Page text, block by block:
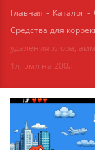
Главная - Каталог -
Средства для
удаления хлора,
1л, 5мл на 200л